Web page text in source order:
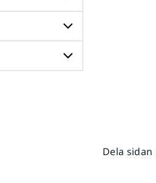
för
Radar
och
satellit
Undersidor
för
Väder
till
havs
Undersidor
för
Dela sidan